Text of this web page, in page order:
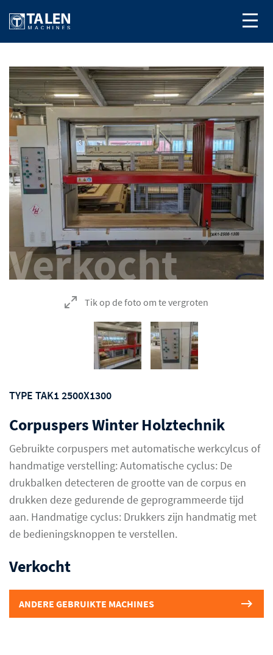
Verkocht
Tik op de foto om te vergroten
TYPE TAK1 2500X1300
Corpuspers Winter Holztechnik
Gebruikte corpuspers met automatische werkcylcus of
handmatige verstelling: Automatische cyclus: De
drukbalken detecteren de grootte van de corpus en
drukken deze gedurende de geprogrammeerde tijd
aan. Handmatige cyclus: Drukkers zijn handmatig met
de bedieningsknoppen te verstellen.
Verkocht
ANDERE GEBRUIKTE MACHINES